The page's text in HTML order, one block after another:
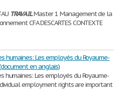
TRAVAILMaster 1 Management de la
CFA DESCARTES CONTEXTE
humaines: Les employés du Royaume-
en anglais)
humaines: Les employés du Royaume-
employment rights are important